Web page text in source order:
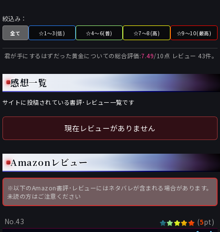
絞込み：
全て ☆1～3(低) ☆4～6(普) ☆7～8(高) ☆9～10(最高)
君が手にするはずだった黄金についての総合評価:7.49/10点 レビュー 43件。
感想一覧
サイトに投稿されている書評･レビュー一覧です
現在レビューがありません
Amazonレビュー
※以下のAmazon書評･レビューにはネタバレが含まれる場合があります。
未読の方はご注意ください
No.43 (5pt)